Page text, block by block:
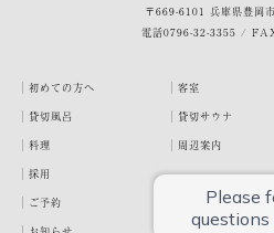
〒669-6101 兵庫県豊岡
電話0796-32-3355 /
初めての方へ 客室
貸切風呂
貸切サウナ
料理
周辺案内
採用
ご予約
宿泊約款